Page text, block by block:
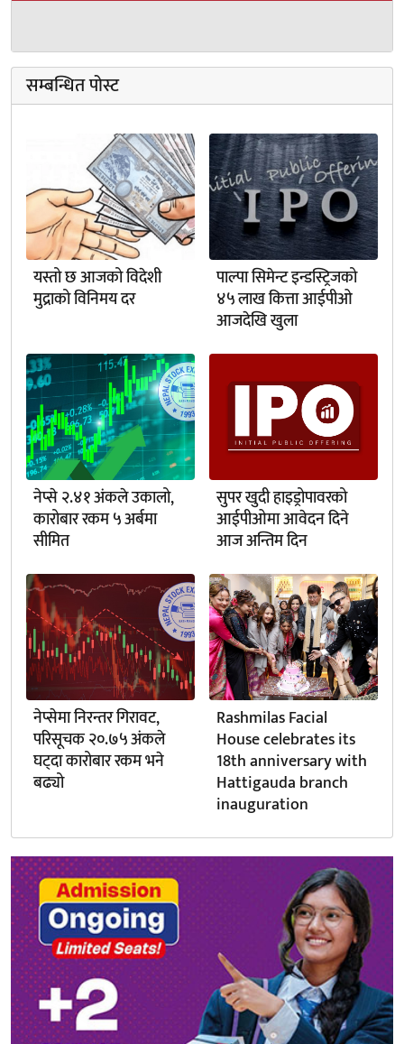
सम्बन्धित पोस्ट
यस्तो छ आजको विदेशी
मुद्राको विनिमय दर
पाल्पा सिमेन्ट इन्डस्ट्रिजको
४५ लाख कित्ता आईपीओ
आजदेखि खुला
नेप्से २.४१ अंकले उकालो,
कारोबार रकम ५ अर्बमा
सीमित
सुपर खुदी हाइड्रोपावरको
आईपीओमा आवेदन दिने
आज अन्तिम दिन
नेप्सेमा निरन्तर गिरावट,
परिसूचक २०.७५ अंकले
घट्दा कारोबार रकम भने
बढ्यो
Rashmilas Facial
House celebrates its
18th anniversary with
Hattigauda branch
inauguration